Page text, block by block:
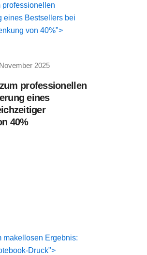
professionellen
eines Bestsellers bei
von 40%">
2025
professionellen
eines
40%
makellosen Ergebnis:
Druck">